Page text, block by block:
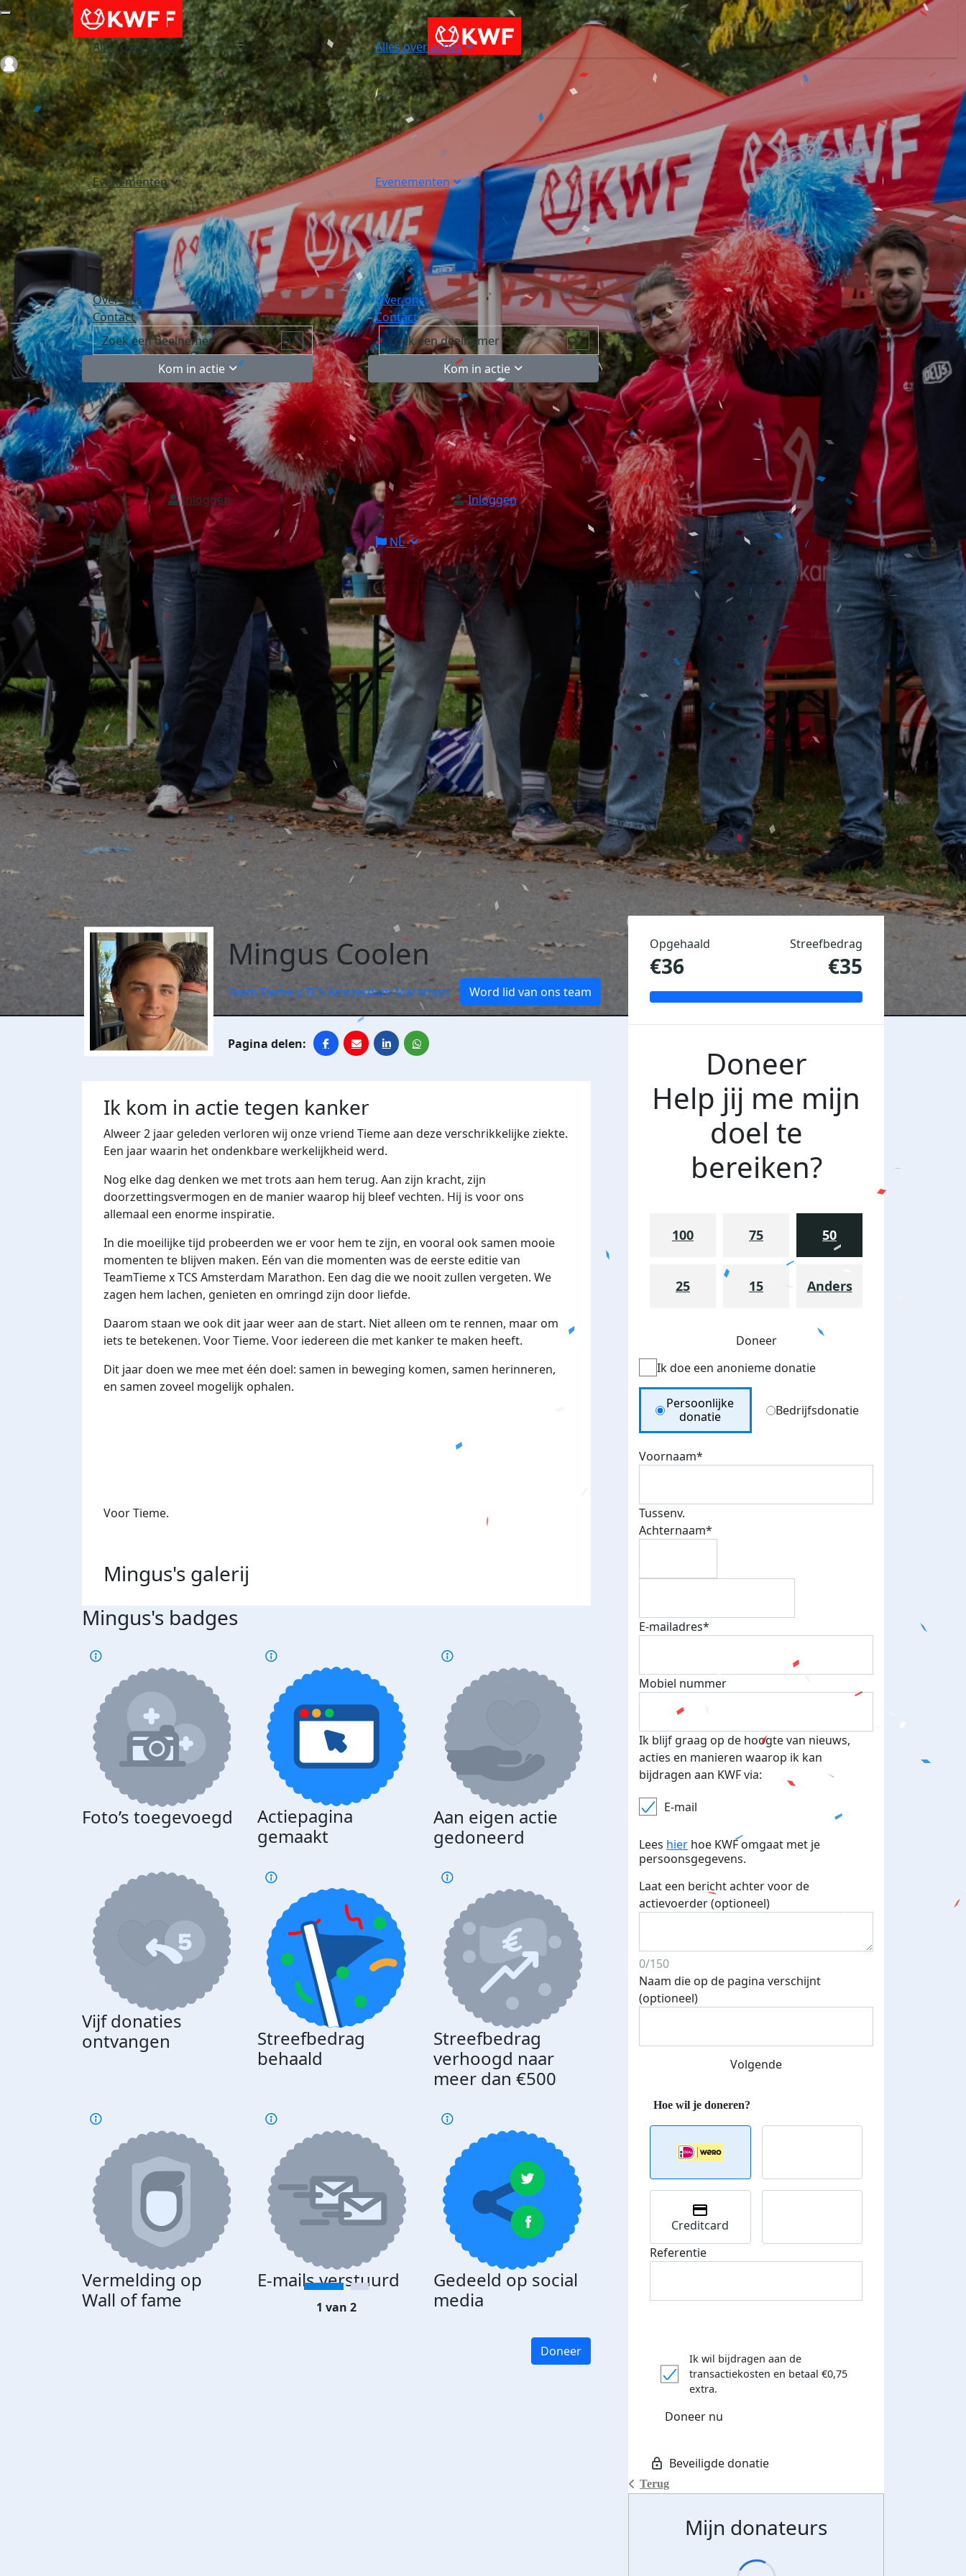
Alles over acties
Evenementen
Over ons
Contact
Kom in actie
Inloggen
NL
Alles over acties
Evenementen
Over ons
Contact
Kom in actie
Inloggen
NL
Login
Mingus Coolen
Team Tieme x TCS Amsterdam Marathon Word lid van ons team
Ik kom in actie tegen kanker
Alweer 2 jaar geleden verloren wij onze vriend Tieme aan deze verschrikkelijke ziekte.
Een jaar waarin het ondenkbare werkelijkheid werd.
Nog elke dag denken we met trots aan hem terug. Aan zijn kracht, zijn
doorzettingsvermogen en de manier waarop hij bleef vechten. Hij is voor ons
allemaal een enorme inspiratie.
In die moeilijke tijd probeerden we er voor hem te zijn, en vooral ook samen mooie
momenten te blijven maken. Eén van die momenten was de eerste editie van
TeamTieme x TCS Amsterdam Marathon. Een dag die we nooit zullen vergeten. We
zagen hem lachen, genieten en omringd zijn door liefde.
Daarom staan we ook dit jaar weer aan de start. Niet alleen om te rennen, maar om
iets te betekenen. Voor Tieme. Voor iedereen die met kanker te maken heeft.
Dit jaar doen we mee met één doel: samen in beweging komen, samen herinneren,
en samen zoveel mogelijk ophalen.
Voor Tieme.
Mingus's galerij
Mingus's badges
Foto’s toegevoegd
Actiepagina
gemaakt
Aan eigen actie
gedoneerd
Vijf donaties
ontvangen
Streefbedrag
behaald
Streefbedrag
verhoogd naar
meer dan €500
Vermelding op
Wall of fame
E-mails verstuurd
Gedeeld op social
media
Donateurs
bedankt
1 van 2
Doneer
Opgehaald
€36
Streefbedrag
€35
Doneer
Help jij me mijn
doel te
bereiken?
100 75 50
25 15 Anders
Doneer
Ik doe een anonieme donatie
Donation Type
Persoonlijke
donatie
Bedrijfsdonatie
Voornaam*
Tussenv.
Achternaam*
E-mailadres*
Mobiel nummer
Ik blijf graag op de hoogte van nieuws,
acties en manieren waarop ik kan
bijdragen aan KWF via:
E-mail
Lees hier hoe KWF omgaat met je
persoonsgegevens.
Laat een bericht achter voor de
actievoerder (optioneel)
0/150
Naam die op de pagina verschijnt
(optioneel)
Volgende
Terug
Creditcard
Referentie
Ik wil bijdragen aan de
transactiekosten en betaal €0,75
extra.
Doneer nu
Mijn donateurs